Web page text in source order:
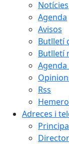
Notícies
Agenda
Avisos
Butlletí
Butlletí
Rss
Adreces i